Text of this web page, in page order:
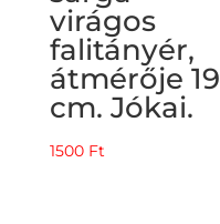
virágos
falitányér,
átmérője 19
cm. Jókai.
1500 Ft